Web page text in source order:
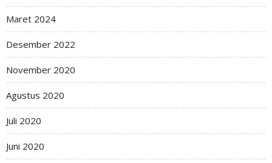
Maret 2024
Desember 2022
November 2020
Agustus 2020
Juli 2020
Juni 2020